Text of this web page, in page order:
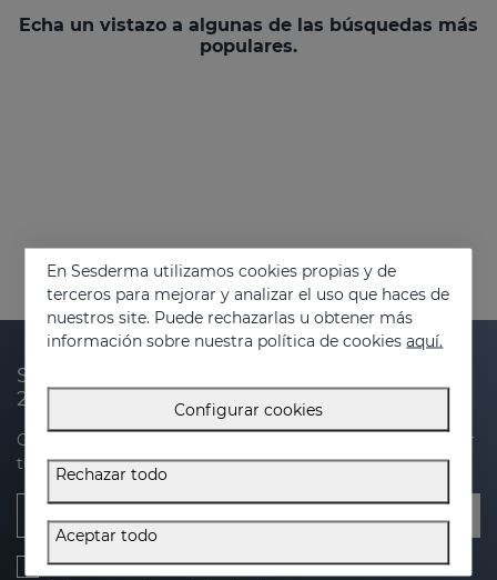
Echa un vistazo a algunas de las búsquedas más
populares.
Suscríbete a nuestra newsletter y recibe un
20% de descuento en tu próxima compra
Obtén novedades, ofertas exclusivas y consejos para cuidar
tu piel.
He leído y acepto lapolítica de privacidad,política de cookies
En Sesderma utilizamos cookies propias y de
terceros para mejorar y analizar el uso que haces de
nuestros site. Puede rechazarlas u obtener más
información sobre nuestra política de cookiesaquí.
Configurar cookies
Rechazar todo
Aceptar todo